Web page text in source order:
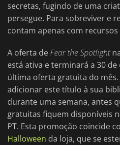
secretas, fugindo de uma
persegue. Para sobreviver e
contam apenas com
A oferta deFear the Spotlight
está ativa e terminará a 30
última oferta gratuita do mês.
adicionar este título à sua
durante uma semana, antes
gratuitas fiquem disponíveis
PT. Esta promoção coincide
Halloween da loja, que se